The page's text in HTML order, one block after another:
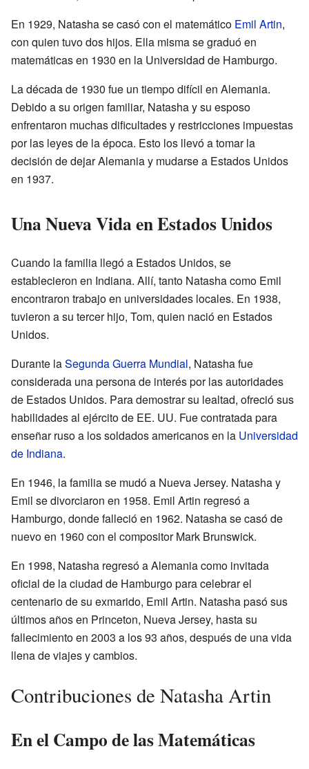
En 1929, Natasha se casó con el matemático Emil Artin,
con quien tuvo dos hijos. Ella misma se graduó en
matemáticas en 1930 en la Universidad de Hamburgo.
La década de 1930 fue un tiempo difícil en Alemania.
Debido a su origen familiar, Natasha y su esposo
enfrentaron muchas dificultades y restricciones impuestas
por las leyes de la época. Esto los llevó a tomar la
decisión de dejar Alemania y mudarse a Estados Unidos
en 1937.
Una Nueva Vida en Estados Unidos
Cuando la familia llegó a Estados Unidos, se
establecieron en Indiana. Allí, tanto Natasha como Emil
encontraron trabajo en universidades locales. En 1938,
tuvieron a su tercer hijo, Tom, quien nació en Estados
Unidos.
Durante laSegunda Guerra Mundial, Natasha fue
considerada una persona de interés por las autoridades
de Estados Unidos. Para demostrar su lealtad, ofreció sus
habilidades al ejército de EE. UU. Fue contratada para
enseñar ruso a los soldados americanos en la Universidad
de Indiana.
En 1946, la familia se mudó a Nueva Jersey. Natasha y
Emil se divorciaron en 1958. Emil Artin regresó a
Hamburgo, donde falleció en 1962. Natasha se casó de
nuevo en 1960 con el compositor Mark Brunswick.
En 1998, Natasha regresó a Alemania como invitada
oficial de la ciudad de Hamburgo para celebrar el
centenario de su exmarido, Emil Artin. Natasha pasó sus
últimos años en Princeton, Nueva Jersey, hasta su
fallecimiento en 2003 a los 93 años, después de una vida
llena de viajes y cambios.
Contribuciones de Natasha Artin
En el Campo de las Matemáticas